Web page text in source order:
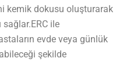
kemik dokusu oluşturarak
sağlar.ERC ile
evde veya günlük
şekilde